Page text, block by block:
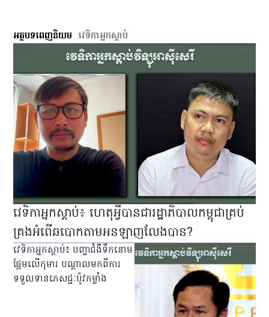
អត្ថបទពេញនិយម វេទិកា​អ្នក​ស្ដាប់
វេទិកា​អ្នក​ស្ដាប់​៖ ហេតុអ្វី​បាន​ជា​រដ្ឋាភិបាល​កម្ពុជា​គ្រប់
គ្រង​អំពើ​ឆបោក​តាម​អនឡាញ​លែង​បាន?
​វេទិកា​អ្នក​ស្ដាប់​៖ បញ្ហា​ជំងឺ​ទឹកនោម
ផ្អែម​លើ​កុមារ បណ្ដាល​មក​ពី​ការ​
ទទួលទាន​ភេសជ្ជៈ​ប៉ូវ​កម្លាំង